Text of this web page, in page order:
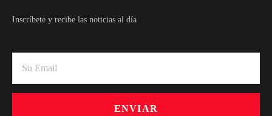
Inscríbete y recibe las noticias al día
ENVIAR